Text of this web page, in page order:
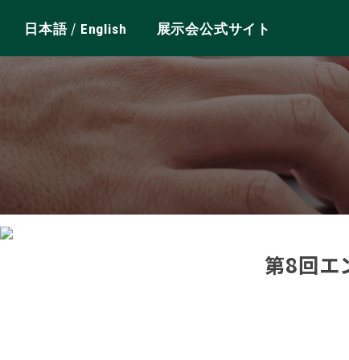
日本語/ English 展示会公式サイト
第8回エ